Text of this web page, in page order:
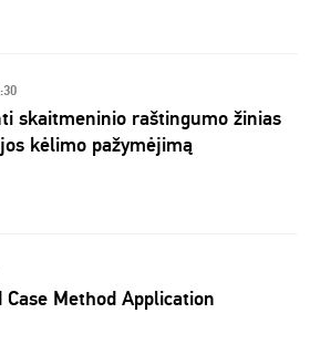
skaitmeninio raštingumo žinias
kėlimo pažymėjimą
Case Method Application